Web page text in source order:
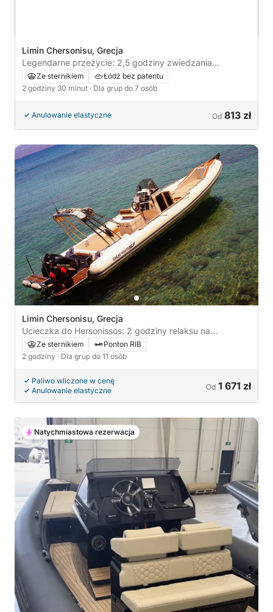
Limin Chersonisu, Grecja
Legendarne przeżycie: 2,5 godziny zwiedzania
Hersonissos łodzią motorową
Ze sternikiem
Łódź bez patentu
2 godziny 30 minut · Dla grup do 7 osób
Anulowanie elastyczne Od 813 zł
Limin Chersonisu, Grecja
Ucieczka do Hersonissos: 2 godziny relaksu na
motorówce
Ze sternikiem
Ponton RIB
2 godziny · Dla grup do 11 osób
Paliwo wliczone w cenę
Anulowanie elastyczne
Od 1 671 zł
Natychmiastowa rezerwacja